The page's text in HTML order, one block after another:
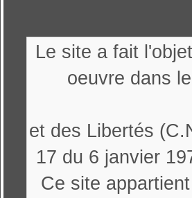
Le site a fait
oeuvre dans
et des Libertés
17 du 6 janvier
Ce site